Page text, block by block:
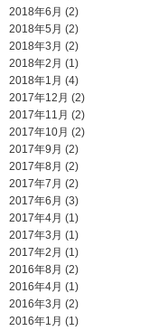
2018年6月 (2)
2018年5月 (2)
2018年3月 (2)
2018年2月 (1)
2018年1月 (4)
2017年12月 (2)
2017年11月 (2)
2017年10月 (2)
2017年9月 (2)
2017年8月 (2)
2017年7月 (2)
2017年6月 (3)
2017年4月 (1)
2017年3月 (1)
2017年2月 (1)
2016年8月 (2)
2016年4月 (1)
2016年3月 (2)
2016年1月 (1)